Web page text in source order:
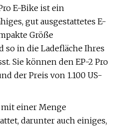
E-Bike ist ein
gut ausgestattetes E-
Größe
so in die Ladefläche Ihres
Sie können den EP-2 Pro
der Preis von 1.100 US-
mit einer Menge
darunter auch einiges,